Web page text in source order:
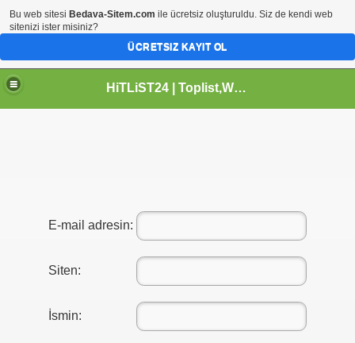
HiTLiST24 | Toplist,Webmaster,HTML Kodlar,icon Arsivi,Grafik Dizayn
E-mail adresin:
Siten:
İsmin:
Bu web sitesi Bedava-Sitem.com ile ücretsiz oluşturuldu. Siz de kendi web
sitenizi ister misiniz?
ÜCRETSIZ KAYIT OL